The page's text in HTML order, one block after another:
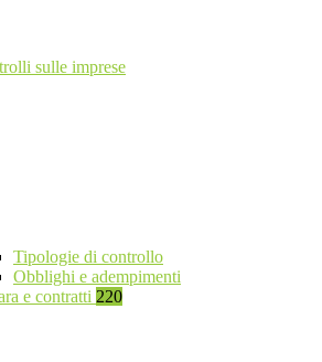
sulle imprese
Tipologie di controllo
Obblighi e adempimenti
e contratti 220